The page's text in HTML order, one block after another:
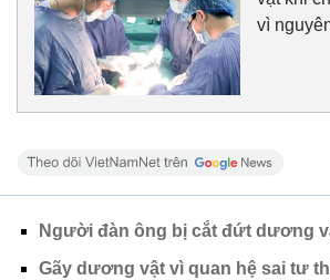
vì
Người đàn ông bị cắt đứt dương
Gãy dương vật vì quan hệ sai tư